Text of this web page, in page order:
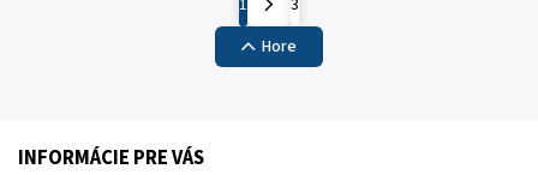
1
3
Hore
INFORMÁCIE PRE VÁS